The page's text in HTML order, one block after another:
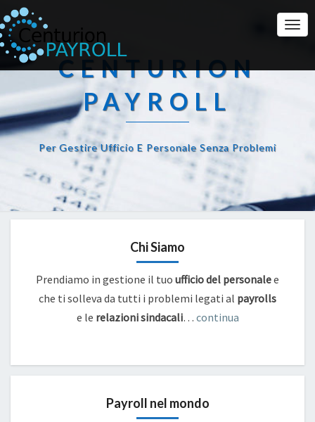
CENTURION
PAYROLL
Per Gestire Ufficio E Personale Senza Problemi
Chi Siamo
Prendiamo in gestione il tuo ufficio del personalee
che ti solleva da tutti i problemi legati al payrolls
e le relazioni sindacali… continua
Payroll nel mondo